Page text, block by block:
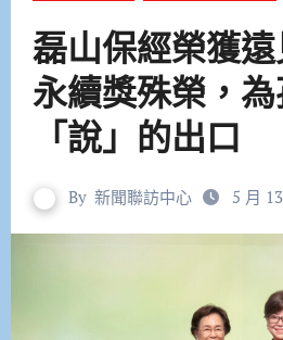
磊山保經榮獲
永續獎殊榮，
「說」的出口
By 新聞聯訪中心 5 月